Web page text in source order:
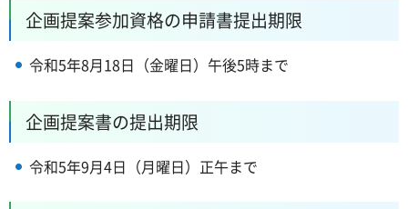
企画提案参加資格の申請書提出期限
令和5年8月18日（金曜日）午後5時まで
企画提案書の提出期限
令和5年9月4日（月曜日）正午まで